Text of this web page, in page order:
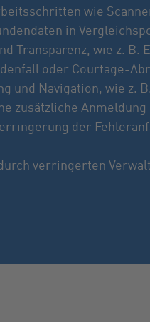
wie
in
Transparenz, wie z. B.
oder Courtage-
und Navigation, wie z.
zusätzliche Anmeldung
der
verringerten